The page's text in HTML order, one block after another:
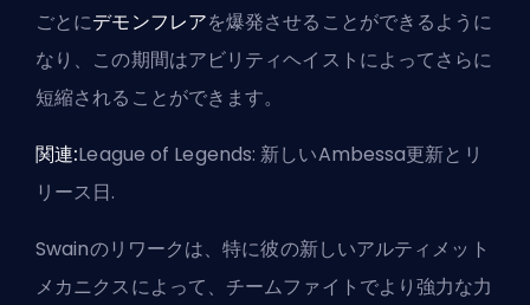
ごとにデモンフレアを爆発させることができるように
なり、この期間はアビリティヘイスト によってさらに
短縮されることができます。
関連:League of Legends: 新しいAmbessa更新とリ
リース日.
Swainのリワークは、特に彼の新しいアルティメット
メカニクスによって、チームファイトでより強力な力